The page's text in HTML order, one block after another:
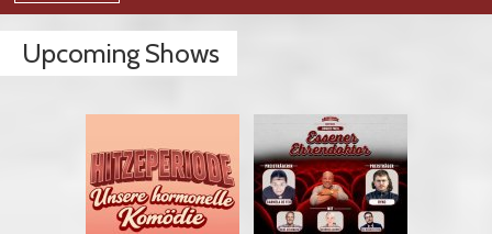
Upcoming Shows